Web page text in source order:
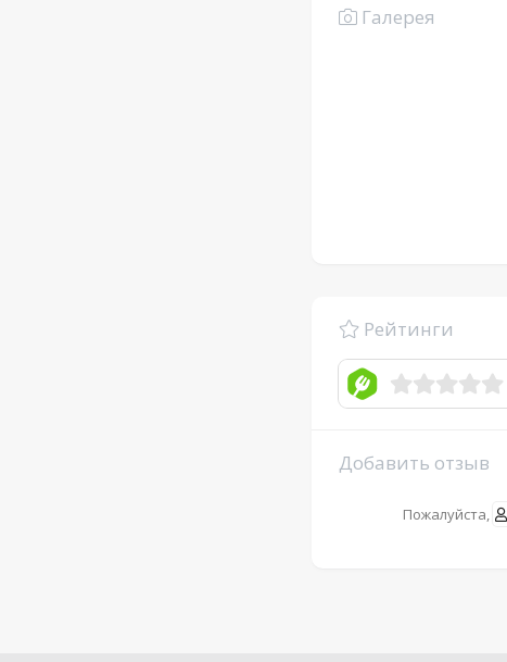
Галерея
Рейтинги
Добавить отзыв
Пожалуйста,